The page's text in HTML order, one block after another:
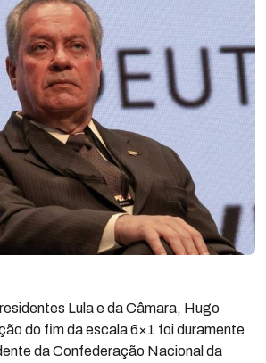
Lula e da Câmara, Hugo
do fim da escala 6×1 foi duramente
da Confederação Nacional da